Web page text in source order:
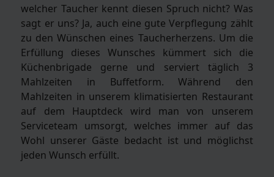
welcher Taucher kennt diesen Spruch nicht? Was
sagt er uns? Ja, auch eine gute Verpflegung zählt
zu den Wünschen eines Taucherherzens. Um die
Erfüllung dieses Wunsches kümmert sich die
Küchenbrigade gerne und serviert täglich 3
Mahlzeiten in Buffetform. Während den
Mahlzeiten in unserem klimatisierten Restaurant
auf dem Hauptdeck wird man von unserem
Serviceteam umsorgt, welches immer auf das
Wohl unserer Gäste bedacht ist und möglichst
jeden Wunsch erfüllt.